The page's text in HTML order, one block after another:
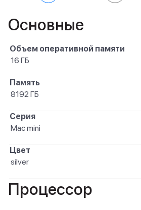
Основные
Объем оперативной памяти
16 ГБ
Память
8192 ГБ
Серия
Mac mini
Цвет
silver
Процессор